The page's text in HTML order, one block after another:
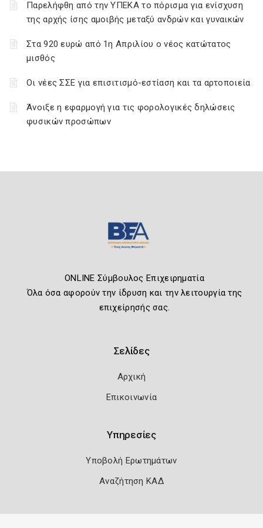
Παρελήφθη από την ΥΠΕΚΑ το πόρισμα για ενίσχυση
της αρχής ίσης αμοιβής μεταξύ ανδρών και γυναικών
Στα 920 ευρώ από 1η Απριλίου ο νέος κατώτατος
μισθός
Οι νέες ΣΣΕ για επισιτισμό-εστίαση και τα αρτοποιεία
Άνοιξε η εφαρμογή για τις φορολογικές δηλώσεις
φυσικών προσώπων
ONLINE Σύμβουλος Επιχειρηματία
Όλα όσα αφορούν την ίδρυση και την λειτουργία της
επιχείρησής σας.
Σελίδες
Αρχική
Επικοινωνία
Υπηρεσίες
Υποβολή Ερωτημάτων
Αναζήτηση ΚΑΔ